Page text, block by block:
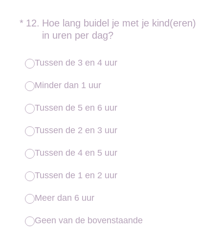
* 12. Hoe lang buidel je met je kind(eren)
in uren per dag?
(Vereist.)
Tussen de 3 en 4 uur
Minder dan 1 uur
Tussen de 5 en 6 uur
Tussen de 2 en 3 uur
Tussen de 4 en 5 uur
Tussen de 1 en 2 uur
Meer dan 6 uur
Geen van de bovenstaande